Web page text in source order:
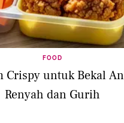
FOOD
Crispy untuk Bekal
Renyah dan Gurih